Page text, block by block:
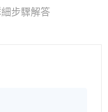
步驟解答